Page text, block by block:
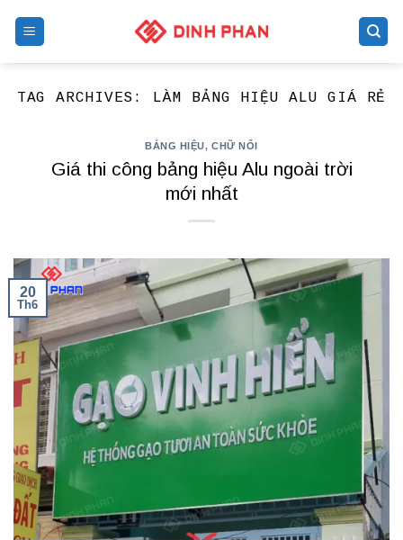
TAG ARCHIVES: LÀM BẢNG HIỆU ALU GIÁ RẺ
BẢNG HIỆU,CHỮ NỔI
Giá thi công bảng hiệu Alu ngoài trời
mới nhất
20
Th6